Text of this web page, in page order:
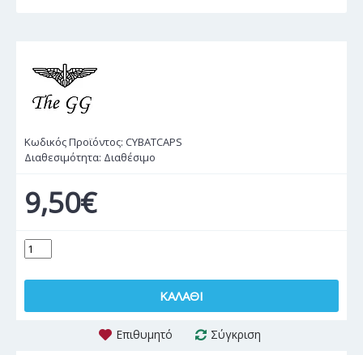
Κωδικός Προϊόντος: CYBATCAPS
Διαθεσιμότητα: Διαθέσιμο
9,50€
ΚΑΛΆΘΙ
Επιθυμητό Σύγκριση